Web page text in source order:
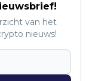
van het
nieuws!